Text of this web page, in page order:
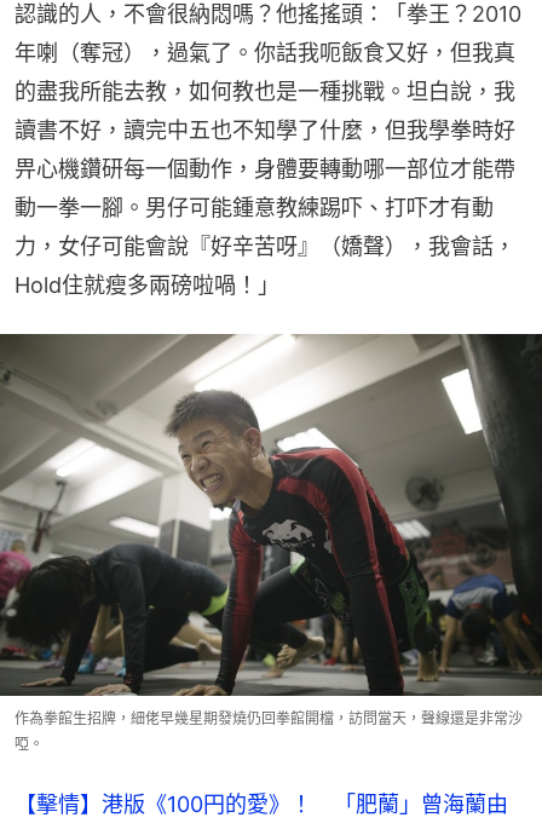
認識的人，不會很納悶嗎？他搖搖頭：「拳王？2010
年喇（奪冠），過氣了。你話我呃飯食又好，但我真
的盡我所能去教，如何教也是一種挑戰。坦白說，我
讀書不好，讀完中五也不知學了什麼，但我學拳時好
畀心機鑽研每一個動作，身體要轉動哪一部位才能帶
動一拳一腳。男仔可能鍾意教練踢吓、打吓才有動
力，女仔可能會說『好辛苦呀』（嬌聲），我會話，
Hold住就瘦多兩磅啦喎！」
作為拳館生招牌，細佬早幾星期發燒仍回拳館開檔，訪問當天，聲線還是非常沙
啞。
【擊情】港版《100円的愛》！ 「肥蘭」曾海蘭由